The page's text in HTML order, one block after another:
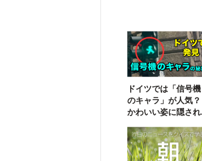
ドイツでは「信号機
のキャラ」が人気？
かわいい姿に隠され